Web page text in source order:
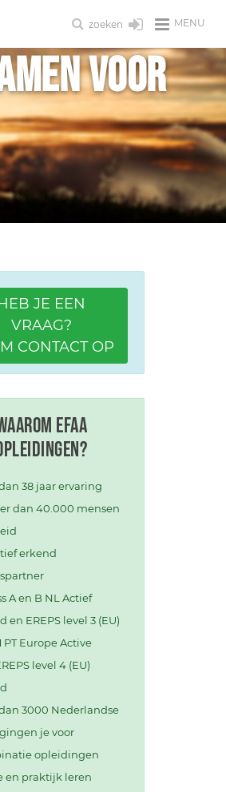
MENU
zoeken
voor
JE EEN
VRAAG?
CONTACT OP
EFAA
38 jaar ervaring
dan 40.000 mensen
erkend
A en B NL Actief
en EREPS level 3 (EU)
PT Europe Active
level 4 (EU)
3000 Nederlandse
gingen je voor
opleidingen
en praktijk leren